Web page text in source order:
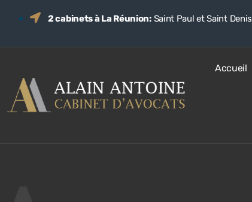
2 cabinets à La Réunion:Saint Paul et Saint Denis
Accueil